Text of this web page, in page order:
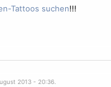
!!!
2013 - 20:36.